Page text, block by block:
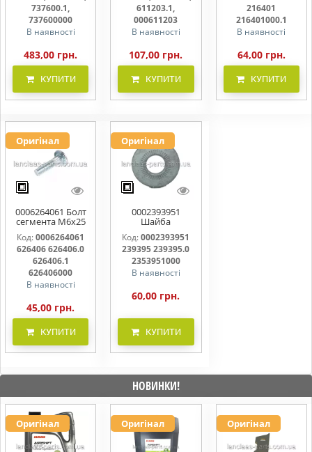
737600000
737600.1,
737600000
В наявності
483,00 грн.
КУПИТИ
000611203
611203.1,
000611203
В наявності
107,00 грн.
КУПИТИ
216401000
216401
216401000.1
В наявності
64,00 грн.
КУПИТИ
Оригінал
0006264061 Болт
сегмента М6х25
626406 626406.0
626406.1
626406000
Код:0006264061
626406 626406.0
626406.1
626406000
В наявності
45,00 грн.
КУПИТИ
Оригінал
0002393951
Шайба
контактна 239395
239395.0
2353951000
Код: 0002393951
239395 239395.0
2353951000
В наявності
60,00 грн.
КУПИТИ
НОВИНКИ!
Оригінал Оригінал Оригінал